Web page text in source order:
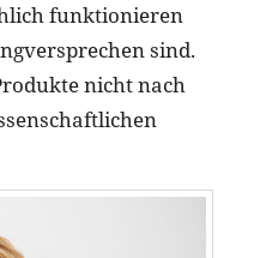
funktionieren
sind.
nicht nach